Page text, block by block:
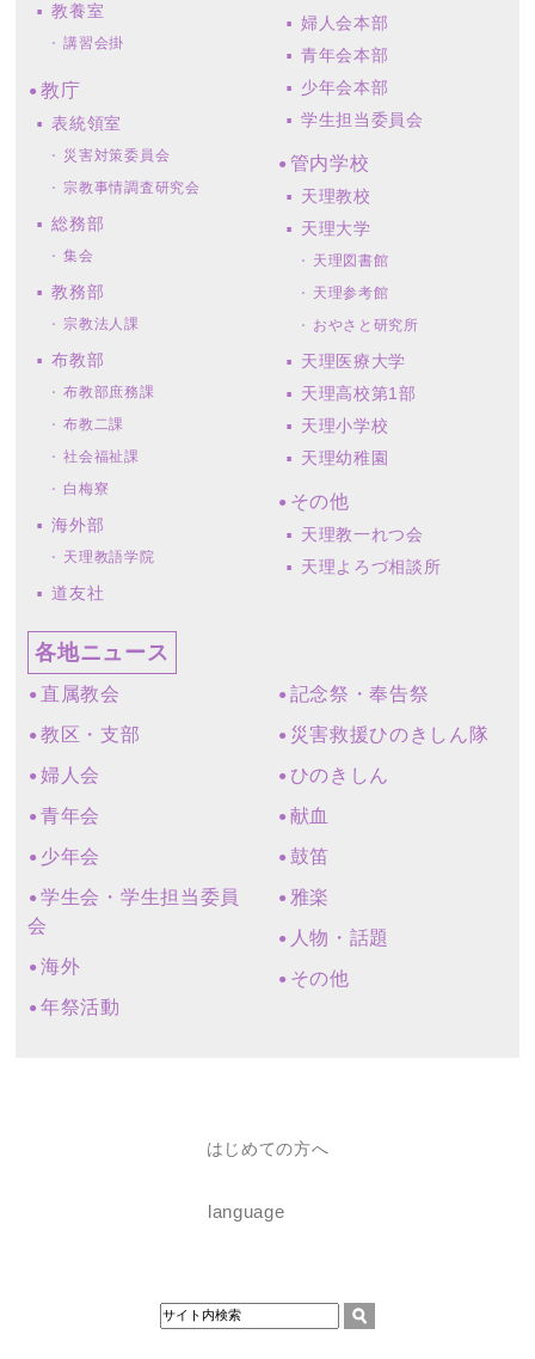
教養室
講習会掛
教庁
表統領室
災害対策委員会
宗教事情調査研究会
総務部
集会
教務部
宗教法人課
布教部
布教部庶務課
布教二課
社会福祉課
白梅寮
海外部
天理教語学院
道友社
婦人会本部
青年会本部
少年会本部
学生担当委員会
管内学校
天理教校
天理大学
天理図書館
天理参考館
おやさと研究所
天理医療大学
天理高校第1部
天理小学校
天理幼稚園
その他
天理教一れつ会
天理よろづ相談所
各地ニュース
直属教会
教区・支部
婦人会
青年会
少年会
学生会・学生担当委員
会
海外
年祭活動
記念祭・奉告祭
災害救援ひのきしん隊
ひのきしん
献血
鼓笛
雅楽
人物・話題
その他
はじめての方へ
language